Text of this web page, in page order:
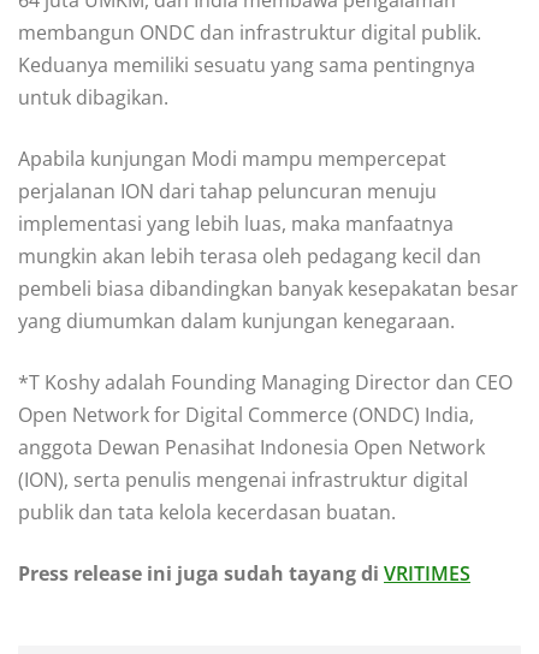
membangun ONDC dan infrastruktur digital publik.
Keduanya memiliki sesuatu yang sama pentingnya
untuk dibagikan.
Apabila kunjungan Modi mampu mempercepat
perjalanan ION dari tahap peluncuran menuju
implementasi yang lebih luas, maka manfaatnya
mungkin akan lebih terasa oleh pedagang kecil dan
pembeli biasa dibandingkan banyak kesepakatan besar
yang diumumkan dalam kunjungan kenegaraan.
*T Koshy adalah Founding Managing Director dan CEO
Open Network for Digital Commerce (ONDC) India,
anggota Dewan Penasihat Indonesia Open Network
(ION), serta penulis mengenai infrastruktur digital
publik dan tata kelola kecerdasan buatan.
Press release ini juga sudah tayang di VRITIMES